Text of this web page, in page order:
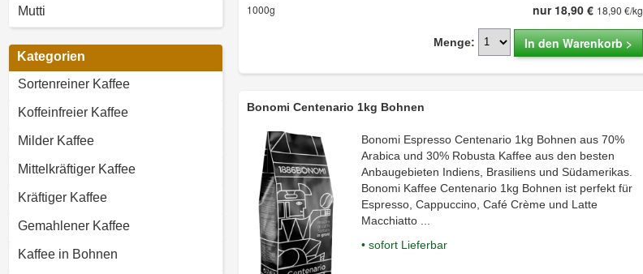
Mutti
Kategorien
Sortenreiner Kaffee
Koffeinfreier Kaffee
Milder Kaffee
Mittelkräftiger Kaffee
Kräftiger Kaffee
Gemahlener Kaffee
Kaffee in Bohnen
1000g nur 18,90 € 18,90 €/kg
Menge: In den Warenkorb >
Bonomi Centenario 1kg Bohnen
Bonomi Espresso Centenario 1kg Bohnen aus 70%
Arabica und 30% Robusta Kaffee aus den besten
Anbaugebieten Indiens, Brasiliens und Südamerikas.
Bonomi Kaffee Centenario 1kg Bohnen ist perfekt für
Espresso, Cappuccino, Café Crème und Latte
Macchiatto ...
• sofort Lieferbar